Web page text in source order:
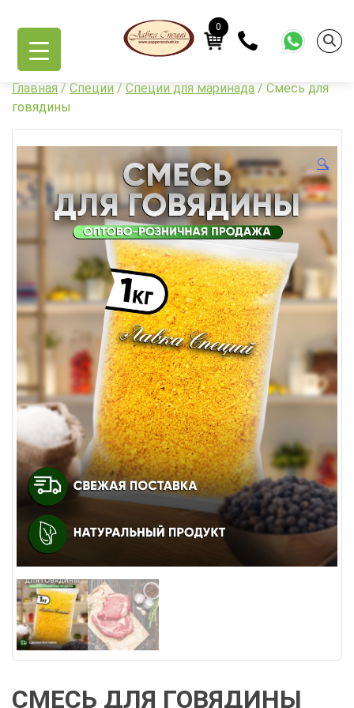
content
0
Главная / Специи / Специи для маринада / Смесь для
говядины
🔍
СМЕСЬ ДЛЯ ГОВЯДИНЫ